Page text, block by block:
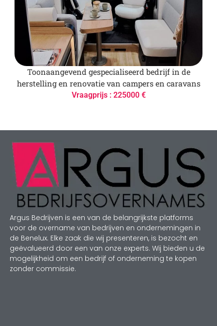
Toonaangevend gespecialiseerd bedrijf in de
herstelling en renovatie van campers en caravans
Vraagprijs : 225000 €
Argus Bedrijven is een van de belangrijkste platforms
voor de overname van bedrijven en ondernemingen in
de Benelux. Elke zaak die wij presenteren, is bezocht en
geëvalueerd door een van onze experts. Wij bieden u de
mogelijkheid om een bedrijf of onderneming te kopen
zonder commissie.